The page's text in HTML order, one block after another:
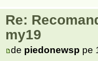
Re:
my19
de piedonewsp pe